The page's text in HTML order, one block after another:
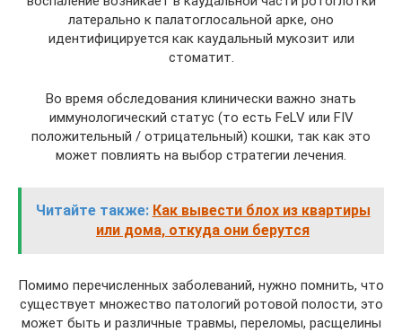
латерально к палатоглосальной арке, оно
идентифицируется как каудальный мукозит или
стоматит.
Во время обследования клинически важно знать
иммунологический статус (то есть FeLV или FIV
положительный / отрицательный) кошки, так как это
может повлиять на выбор стратегии лечения.
Читайте также: Как вывести блох из квартиры
или дома, откуда они берутся
Помимо перечисленных заболеваний, нужно помнить, что
существует множество патологий ротовой полости, это
может быть и различные травмы, переломы, расщелины